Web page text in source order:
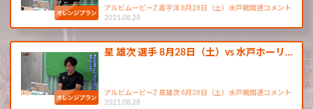
アルビムービーZ 高宇洋 8月28日（土）水戸戦関連コメント
2021.08.28
星 雄次 選手 8月28日（土）vs 水戸ホーリ…
アルビムービーZ 星雄次 8月28日（土）水戸戦関連コメント
2021.08.28